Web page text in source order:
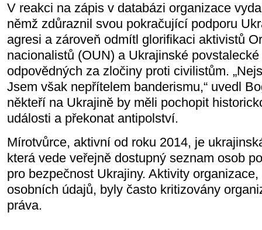
V reakci na zápis v databázi organizace
němž zdůraznil svou pokračující podporu
agresi a zároveň odmítl glorifikaci aktivistů
nacionalistů (OUN) a Ukrajinské
odpovědných za zločiny proti civilistům.
Jsem však nepřítelem banderismu,“ uvedl
někteří na Ukrajině by měli pochopit
události a překonat antipolství.
Mírotvůrce, aktivní od roku 2014, je
která vede veřejně dostupný seznam osob
pro bezpečnost Ukrajiny. Aktivity
osobních údajů, byly často kritizovány
práva.